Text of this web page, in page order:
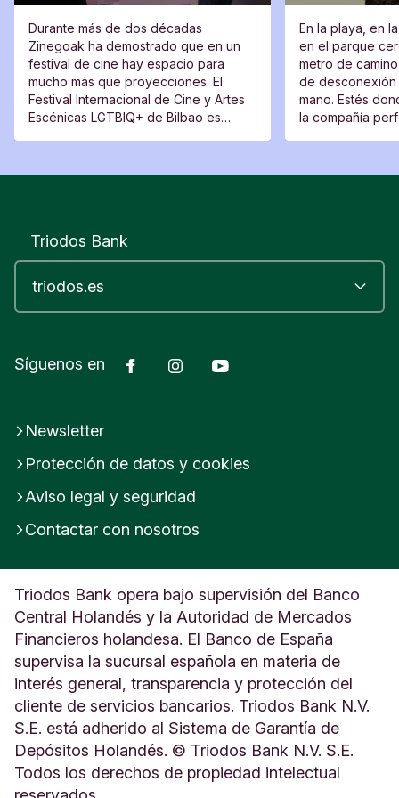
Durante más de dos décadas
Zinegoak ha demostrado que en un
festival de cine hay espacio para
mucho más que proyecciones. El
Festival Internacional de Cine y Artes
Escénicas LGTBIQ+ de Bilbao es
En la playa, en
en el parque
metro de
de
mano. Estés
la compañía
Triodos Bank
Síguenos en FacebookInstagram
Newsletter
Protección de datos y cookies
Aviso legal y seguridad
Contactar con nosotros
Triodos Bank opera bajo supervisión del Banco
Central Holandés y la Autoridad de Mercados
Financieros holandesa. El Banco de España
supervisa la sucursal española en materia de
interés general, transparencia y protección del
cliente de servicios bancarios. Triodos Bank N.V.
S.E. está adherido al Sistema de Garantía de
Depósitos Holandés. © Triodos Bank N.V. S.E.
Todos los derechos de propiedad intelectual